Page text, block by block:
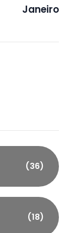
Janeiro
(36)
(18)